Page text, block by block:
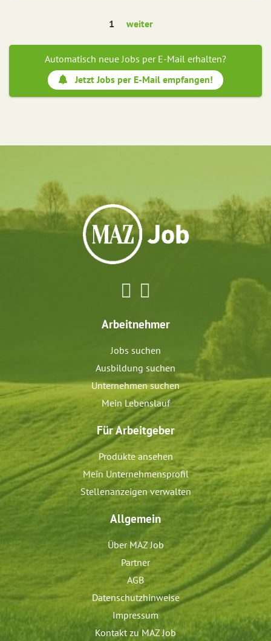
1 weiter
Automatisch neue Jobs per E-Mail erhalten?
Jetzt Jobs per E-Mail empfangen!
Arbeitnehmer
Jobs suchen
Ausbildung suchen
Unternehmen suchen
Mein Lebenslauf
Für Arbeitgeber
Produkte ansehen
Mein Unternehmensprofil
Stellenanzeigen verwalten
Allgemein
Über MAZ Job
Partner
AGB
Datenschutzhinweise
Impressum
Kontakt zu MAZ Job